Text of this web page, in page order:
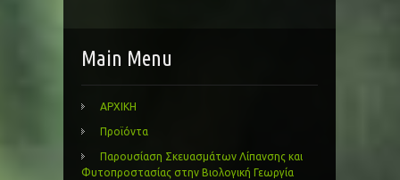
Main Menu
ΑΡΧΙΚΗ
Προϊόντα
Παρουσίαση Σκευασμάτων Λίπανσης και
Φυτοπροστασίας στην Βιολογική Γεωργία